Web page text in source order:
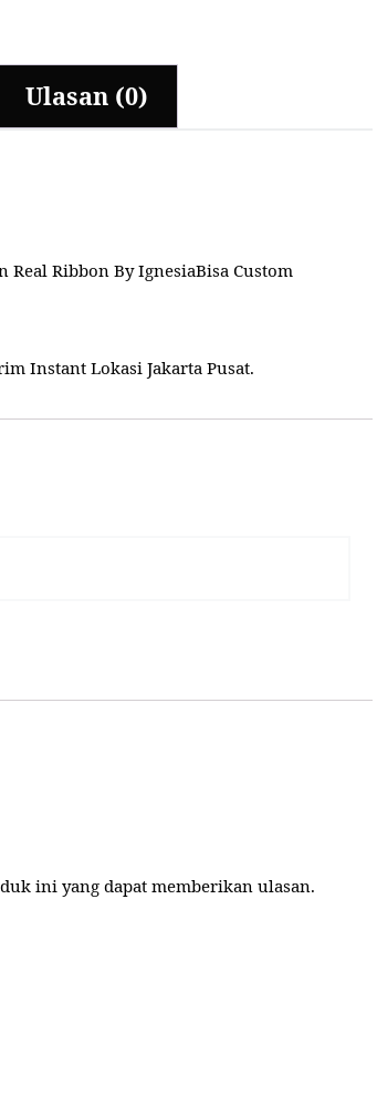
Ulasan (0)
Real Ribbon By IgnesiaBisa Custom
Instant Lokasi Jakarta Pusat.
ini yang dapat memberikan ulasan.